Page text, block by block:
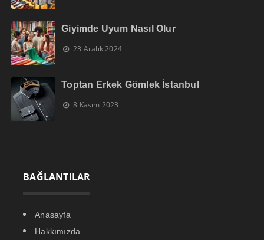
Giyimde Uyum Nasıl Olur
23 Aralık 2024
Toptan Erkek Gömlek İstanbul
8 Kasım 2023
BAĞLANTILAR
Anasayfa
Hakkımızda